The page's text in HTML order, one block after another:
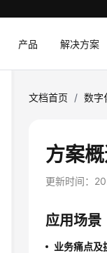
产品 解决方案
文档首页 / 数字
方案
更新时间：
应用场景
业务痛点及